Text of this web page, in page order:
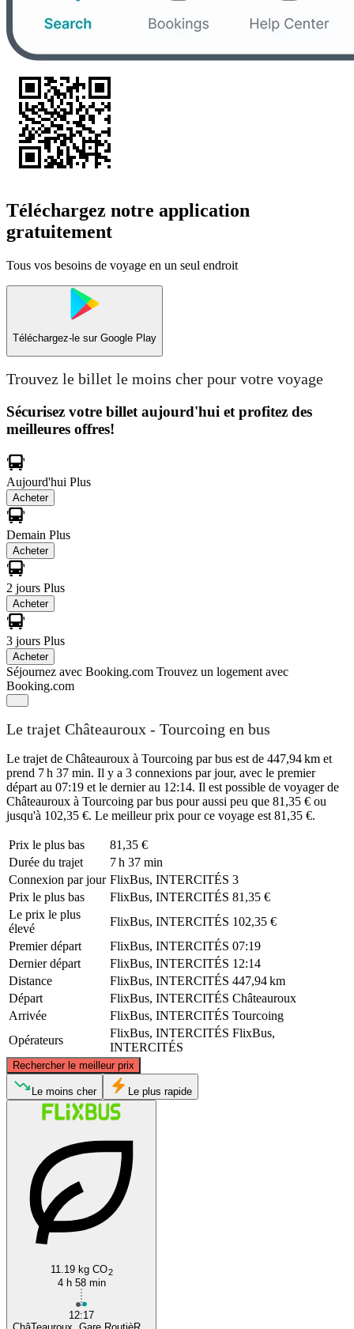
Téléchargez notre application
gratuitement
Tous vos besoins de voyage en un seul endroit
Téléchargez-le sur Google Play
Trouvez le billet le moins cher pour votre voyage
Sécurisez votre billet aujourd'hui et profitez des
meilleures offres!
Aujourd'hui Plus
Acheter
Demain Plus
Acheter
2 jours Plus
Acheter
3 jours Plus
Acheter
Séjournez avec Booking.com Trouvez un logement avec
Booking.com
Le trajet Châteauroux - Tourcoing en bus
Le trajet de Châteauroux à Tourcoing par bus est de 447,94 km et
prend 7 h 37 min. Il y a 3 connexions par jour, avec le premier
départ au 07:19 et le dernier au 12:14. Il est possible de voyager de
Châteauroux à Tourcoing par bus pour aussi peu que 81,35 € ou
jusqu'à 102,35 €. Le meilleur prix pour ce voyage est 81,35 €.
Prix ​​le plus bas
81,35 €
Durée du trajet
7 h 37 min
Connexion par jour FlixBus, INTERCITÉS 3
Prix ​​le plus bas
FlixBus, INTERCITÉS 81,35 €
Le prix le plus
élevé
FlixBus, INTERCITÉS 102,35 €
Premier départ
FlixBus, INTERCITÉS 07:19
Dernier départ
FlixBus, INTERCITÉS 12:14
Distance
FlixBus, INTERCITÉS 447,94 km
Départ
FlixBus, INTERCITÉS Châteauroux
Arrivée
FlixBus, INTERCITÉS Tourcoing
Opérateurs
FlixBus, INTERCITÉS FlixBus,
INTERCITÉS
Rechercher le meilleur prix
Tourcoing
©
Le moins cher Le plus rapide
11.19 kg CO2
4 h 58 min
12:17